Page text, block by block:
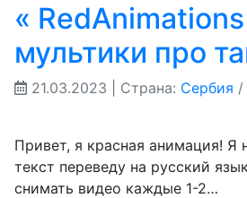
«
мультики про
21.03.2023 | Страна: Сербия /
Привет, я красная анимация! Я
текст переведу на русский
снимать видео каждые 1-2…